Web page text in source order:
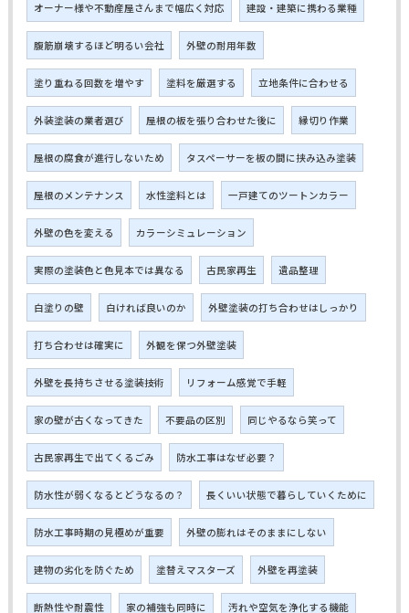
オーナー様や不動産屋さんまで幅広く対応 建設・建築に携わる業種
腹筋崩壊するほど明るい会社 外壁の耐用年数
塗り重ねる回数を増やす 塗料を厳選する 立地条件に合わせる
外装塗装の業者選び 屋根の板を張り合わせた後に 縁切り作業
屋根の腐食が進行しないため タスペーサーを板の間に挟み込み塗装
屋根のメンテナンス 水性塗料とは 一戸建てのツートンカラー
外壁の色を変える カラーシミュレーション
実際の塗装色と色見本では異なる 古民家再生 遺品整理
白塗りの壁 白ければ良いのか 外壁塗装の打ち合わせはしっかり
打ち合わせは確実に 外観を保つ外壁塗装
外壁を長持ちさせる塗装技術 リフォーム感覚で手軽
家の壁が古くなってきた 不要品の区別 同じやるなら笑って
古民家再生で出てくるごみ 防水工事はなぜ必要？
防水性が弱くなるとどうなるの？ 長くいい状態で暮らしていくために
防水工事時期の見極めが重要 外壁の膨れはそのままにしない
建物の劣化を防ぐため 塗替えマスターズ 外壁を再塗装
断熱性や耐震性 家の補強も同時に 汚れや空気を浄化する機能